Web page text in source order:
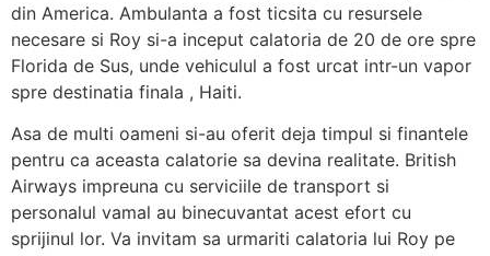
din America. Ambulanta a fost ticsita cu resursele
necesare si Roy si-a inceput calatoria de 20 de ore spre
Florida de Sus, unde vehiculul a fost urcat intr-un vapor
spre destinatia finala , Haiti.
Asa de multi oameni si-au oferit deja timpul si finantele
pentru ca aceasta calatorie sa devina realitate. British
Airways impreuna cu serviciile de transport si
personalul vamal au binecuvantat acest efort cu
sprijinul lor. Va invitam sa urmariti calatoria lui Roy pe